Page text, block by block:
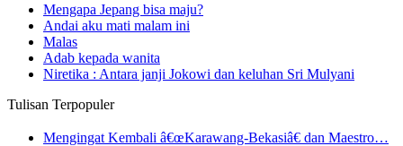
Mengapa Jepang bisa maju?
Andai aku mati malam ini
Malas
Adab kepada wanita
Niretika : Antara janji Jokowi dan keluhan Sri Mulyani
Tulisan Terpopuler
Mengingat Kembali â€œKarawang-Bekasiâ€ dan Maestro…